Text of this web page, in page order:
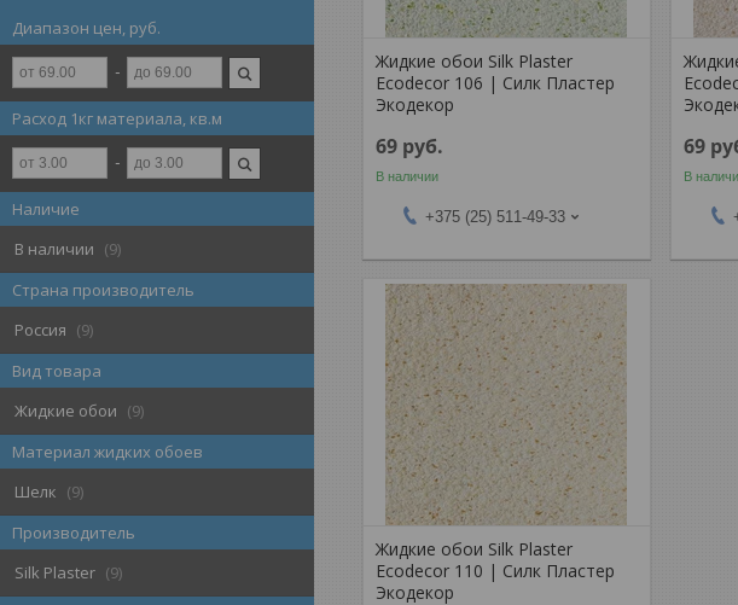
Диапазон цен, руб.
Расход 1кг материала, кв.м
Наличие
В наличии
9
Страна производитель
Россия
9
Вид товара
Жидкие обои
9
Материал жидких обоев
Шелк
9
Производитель
Silk Plaster
9
Жидкие обои Silk Plaster
Ecodecor 106 | Силк Пластер
Экодекор
69 руб.
В наличии
+375 (25) 511-49-33
69
В
Жидкие обои Silk Plaster
Ecodecor 110 | Силк Пластер
Экодекор